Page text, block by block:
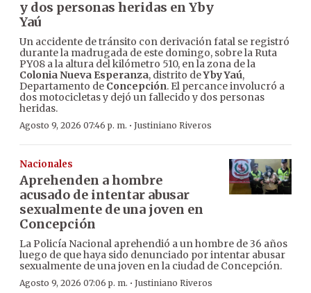
y dos personas heridas en Yby
Yaú
Un accidente de tránsito con derivación fatal se registró
durante la madrugada de este domingo, sobre la Ruta
PY08 a la altura del kilómetro 510, en la zona de la
Colonia Nueva Esperanza, distrito deYby Yaú,
Departamento de Concepción. El percance involucró a
dos motocicletas y dejó un fallecido y dos personas
heridas.
Agosto 9, 2026 07:46 p. m. · Justiniano Riveros
Nacionales
Aprehenden a hombre
acusado de intentar abusar
sexualmente de una joven en
Concepción
La Policía Nacional aprehendió a un hombre de 36 años
luego de que haya sido denunciado por intentar abusar
sexualmente de una joven en la ciudad de Concepción.
Agosto 9, 2026 07:06 p. m. · Justiniano Riveros